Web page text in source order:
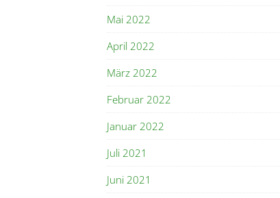
Mai 2022
April 2022
März 2022
Februar 2022
Januar 2022
Juli 2021
Juni 2021